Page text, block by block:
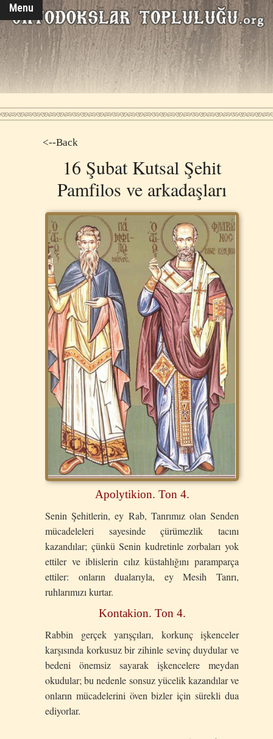
Menu
<--Back
16 Şubat Kutsal Şehit
Pamfilos ve arkadaşları
Apolytikion. Ton 4.
Senin Şehitlerin, ey Rab, Tanrımız olan Senden
mücadeleleri sayesinde çürümezlik tacını
kazandılar; çünkü Senin kudretinle zorbaları yok
ettiler ve iblislerin cılız küstahlığını paramparça
ettiler: onların dualarıyla, ey Mesih Tanrı,
ruhlarımızı kurtar.
Kontakion. Ton 4.
Rabbin gerçek yarışçıları, korkunç işkenceler
karşısında korkusuz bir zihinle sevinç duydular ve
bedeni önemsiz sayarak işkencelere meydan
okudular; bu nedenle sonsuz yücelik kazandılar ve
onların mücadelerini öven bizler için sürekli dua
ediyorlar.